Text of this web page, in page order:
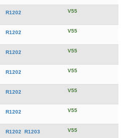
R1202 V55
R1202 V55
R1202 V55
R1202 V55
R1202 V55
R1202 V55
R1202 R1203 V55